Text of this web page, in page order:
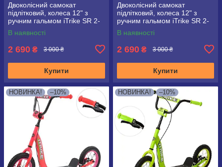
Двоколісний самокат
підлітковий, колеса 12" з
ручним гальмом iTrike SR 2-
043-1 синій
В наявності
2 690 ₴ 3 000 ₴
Купити
Двоколісний самокат
підлітковий, колеса 12" з
ручним гальмом iTrike SR 2-
043-1 Фіолетовий
В наявності
2 690 ₴ 3 000 ₴
Купити
НОВИНКА! –10% НОВИНКА! –10%